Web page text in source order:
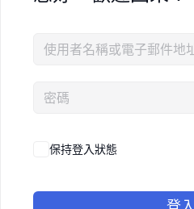
保持登入狀態